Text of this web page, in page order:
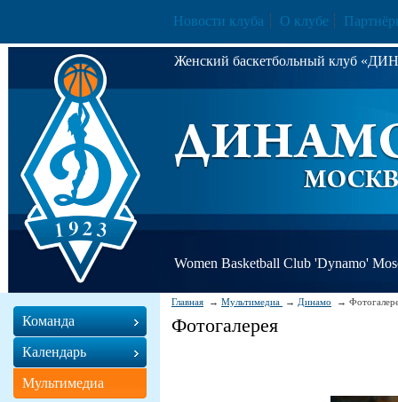
Новости клуба О клубе
Женский баскетбольный клуб
Women Basketball Club 'Dynamo'
Главная Мультимедиа Динамо
Фотогалерея
Команда
Календарь
Мультимедиа